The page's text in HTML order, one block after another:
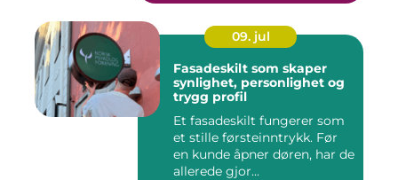
09. jul
Fasadeskilt som skaper
synlighet, personlighet og
trygg profil
Et fasadeskilt fungerer som
et stille førsteinntrykk. Før
en kunde åpner døren, har de
allerede gjor...